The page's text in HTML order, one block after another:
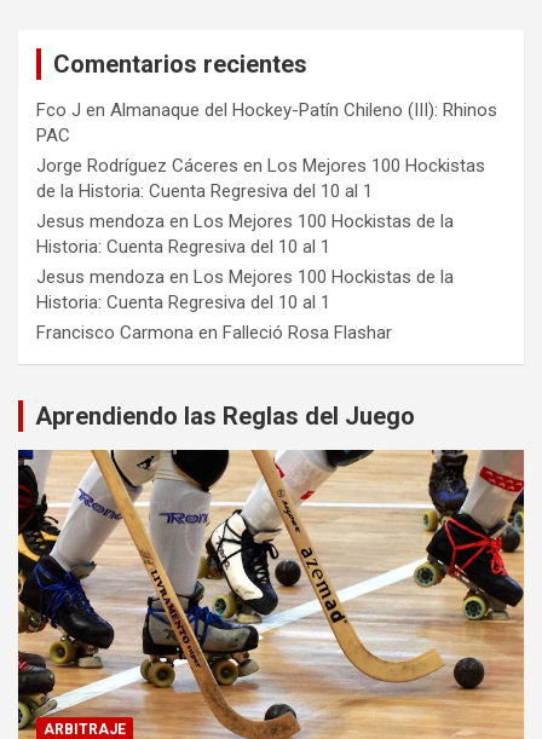
Comentarios recientes
Fco J en Almanaque del Hockey-Patín Chileno (III): Rhinos
PAC
Jorge Rodríguez Cáceres en Los Mejores 100 Hockistas
de la Historia: Cuenta Regresiva del 10 al 1
Jesus mendoza en Los Mejores 100 Hockistas de la
Historia: Cuenta Regresiva del 10 al 1
Jesus mendoza en Los Mejores 100 Hockistas de la
Historia: Cuenta Regresiva del 10 al 1
Francisco Carmona en Falleció Rosa Flashar
Aprendiendo las Reglas del Juego
ARBITRAJE